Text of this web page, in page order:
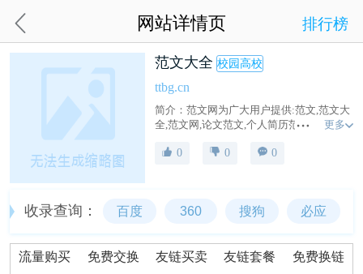
网站详情页 排行榜
范文大全 校园高校
ttbg.cn
简介：范文网为广大用户提供:范文,范文大
全,范文网,论文范文,个人简历范文,演讲稿
范文,工作总结范文,合同范本,工作计划范
更多
0 0 0
收录查询： 百度 360 搜狗 必应
流量购买 免费交换 友链买卖 友链套餐
免费换链